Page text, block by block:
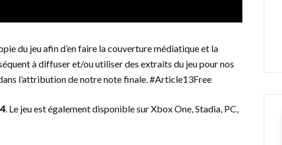
du jeu afin d’en faire la couverture médiatique et la
à diffuser et/ou utiliser des extraits du jeu pour nos
l’attribution de notre note finale. #Article13Free
. Le jeu est également disponible sur Xbox One, Stadia, PC,